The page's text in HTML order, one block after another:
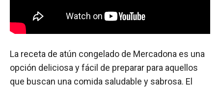
La receta de atún congelado de Mercadona es una
opción deliciosa y fácil de preparar para aquellos
que buscan una comida saludable y sabrosa. El